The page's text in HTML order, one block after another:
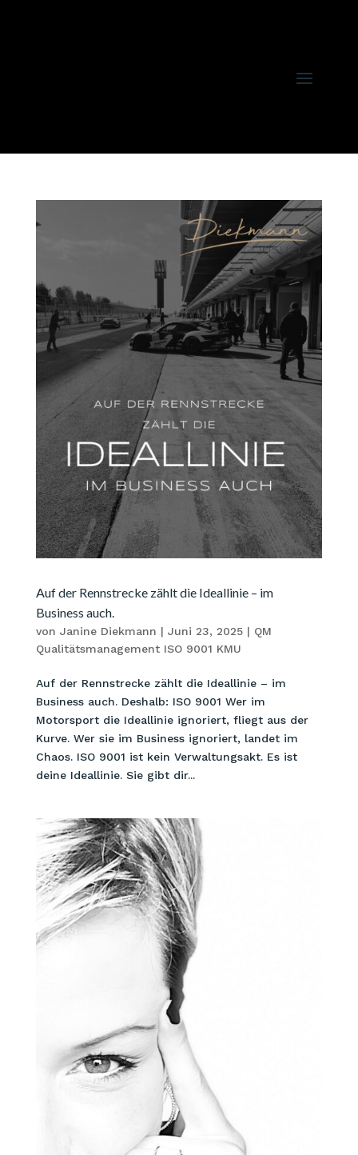
Auf der Rennstrecke zählt die Ideallinie – im
Business auch.
von Janine Diekmann | Juni 23, 2025| QM
Qualitätsmanagement ISO 9001 KMU
Auf der Rennstrecke zählt die Ideallinie – im
Business auch. Deshalb: ISO 9001 Wer im
Motorsport die Ideallinie ignoriert, fliegt aus der
Kurve. Wer sie im Business ignoriert, landet im
Chaos. ISO 9001 ist kein Verwaltungsakt. Es ist
deine Ideallinie. Sie gibt dir...